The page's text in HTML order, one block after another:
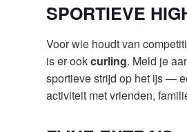
SPORTIEVE
Voor wie houdt van
is er ookcurling. Meld je
sportieve strijd op het ijs —
activiteit met vrienden,